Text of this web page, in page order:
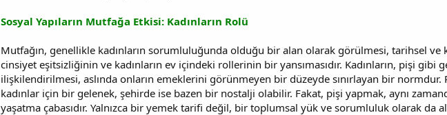
Sosyal Yapıların Mutfağa Etkisi: Kadınların Rolü
Mutfağın, genellikle kadınların sorumluluğunda olduğu bir alan olarak görülmesi, tarihsel ve
cinsiyet eşitsizliğinin ve kadınların ev içindeki rollerinin bir yansımasıdır. Kadınların, pişi gibi
ilişkilendirilmesi, aslında onların emeklerini görünmeyen bir düzeyde sınırlayan bir normdur.
kadınlar için bir gelenek, şehirde ise bazen bir nostalji olabilir. Fakat, pişi yapmak, aynı
yaşatma çabasıdır. Yalnızca bir yemek tarifi değil, bir toplumsal yük ve sorumluluk olarak da